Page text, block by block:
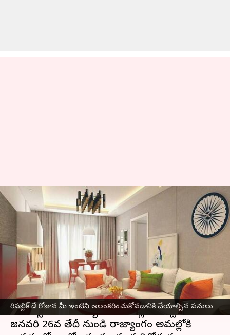
రిపబ్లిక్ డే రోజున మీ ఇంటిని అలంకరించుకోవడానికి చేయాల్సిన పనులు
రిపబ్లిక్ డే: మీ ఇంటి అలంకరణలో
మూడు రంగులను ఇలా
ఉపయోగించండి
వ్రాసిన వారు Sriram Pranateja Jan 25, 2023 04:26 pm
ఈ వార్తాకథనం ఏంటి
భారతదేశానికి స్వాతంత్య్రం వచ్చిన తర్వాత 3
సంవత్సరాలకు రాజ్యాంగం అమల్లోకి వచ్చింది. 1950
జనవరి 26వ తేదీ నుండి రాజ్యాంగం అమల్లోకి